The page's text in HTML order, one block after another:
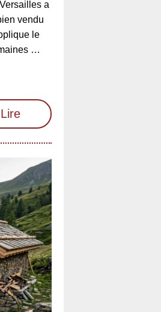
a
vendu
le
…
Lire